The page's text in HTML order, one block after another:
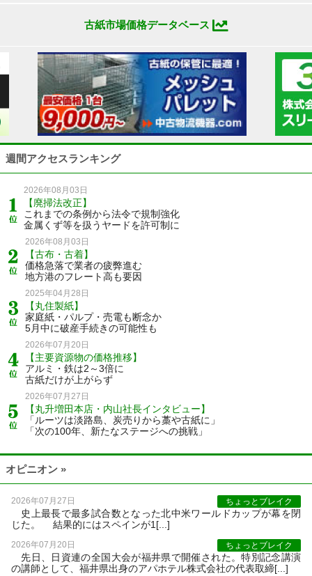
古紙市場価格データベース
週間アクセスランキング
2026年08月03日
【廃掃法改正】
これまでの条例から法令で規制強化
金属くず等を扱うヤードを許可制に
2026年08月03日
【古布・古着】
価格急落で業者の疲弊進む
地方港のフレート高も要因
2025年04月28日
【丸住製紙】
家庭紙・パルプ・売電も断念か
5月中に破産手続きの可能性も
2026年07月20日
【主要資源物の価格推移】
アルミ・鉄は2～3倍に
古紙だけが上がらず
2026年07月27日
【丸升増田本店・内山社長インタビュー】
「ルーツは淡路島、炭売りから藁や古紙に」
「次の100年、新たなステージへの挑戦」
オピニオン »
2026年07月27日 ちょっとブレイク
史上最長で最多試合数となった北中米ワールドカップが幕を閉
じた。 結果的にはスペインが1[...]
2026年07月20日 ちょっとブレイク
先日、日資連の全国大会が福井県で開催された。特別記念講演
の講師として、福井県出身のアパホテル株式会社の代表取締[...]